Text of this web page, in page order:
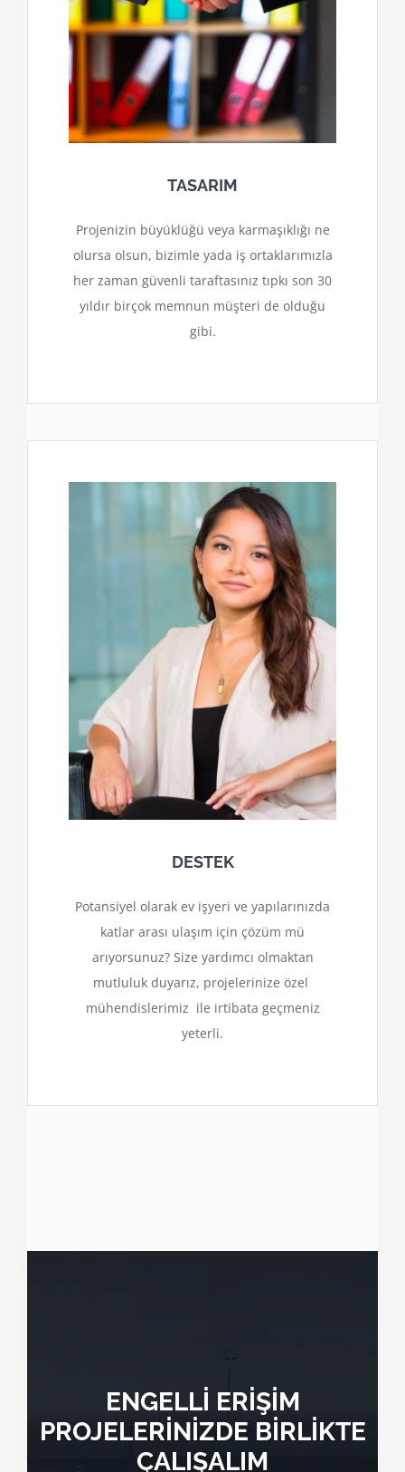
TASARIM
Projenizin büyüklüğü veya karmaşıklığı ne
olursa olsun, bizimle yada iş ortaklarımızla
her zaman güvenli taraftasınız tıpkı son 30
yıldır birçok memnun müşteri de olduğu
gibi.
DESTEK
Potansiyel olarak ev işyeri ve yapılarınızda
katlar arası ulaşım için çözüm mü
arıyorsunuz? Size yardımcı olmaktan
mutluluk duyarız, projelerinize özel
mühendislerimiz ile irtibata geçmeniz
yeterli.
ENGELLİ ERİŞİM
PROJELERİNİZDE BİRLİKTE
ÇALIŞALIM